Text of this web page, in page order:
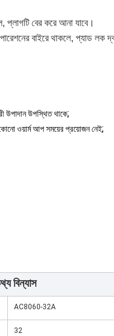
প্লাগটি বের করে আনা যাবে।
বাইরে থাকলে, প্যাড লক
উপাদান উপস্থিত থাকে;
ওয়ার্ম আপ সময়ের প্রয়োজন নেই;
বিন্যাস
AC8060-32A
32